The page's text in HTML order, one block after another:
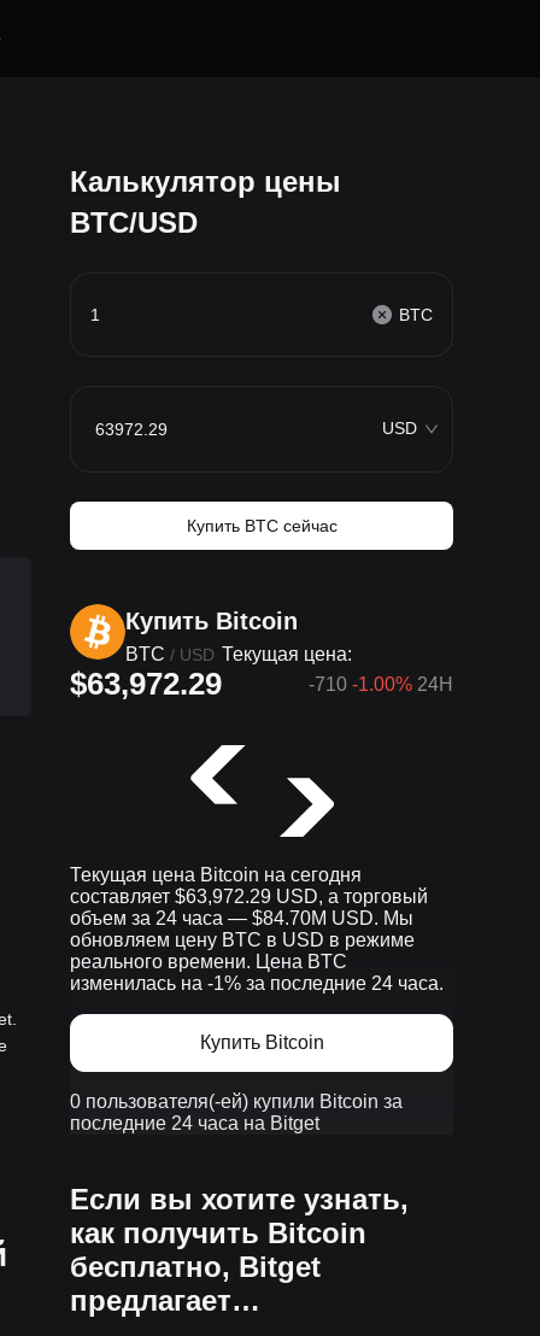
Калькулятор цены
BTC/USD
BTC
USD
Купить BTC сейчас
Купить Bitcoin
BTC / USD Текущая цена:
$63,972.29 -710 -1.00% 24H
Текущая цена Bitcoin на сегодня
составляет $63,972.29 USD, а торговый
объем за 24 часа — $84.70M USD. Мы
обновляем цену BTC в USD в режиме
реального времени. Цена BTC
изменилась на -1% за последние 24 часа.
Купить Bitcoin
0 пользователя(-ей) купили Bitcoin за
последние 24 часа на Bitget
Если вы хотите узнать,
как получить Bitcoin
бесплатно, Bitget
предлагает…